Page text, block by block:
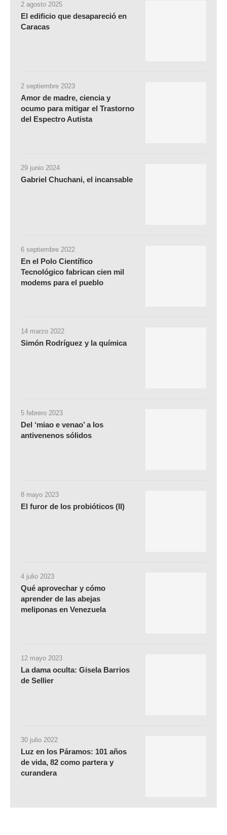
2 agosto 2025
El edificio que desapareció en
Caracas
2 septiembre 2023
Amor de madre, ciencia y
ocumo para mitigar el Trastorno
del Espectro Autista
29 junio 2024
Gabriel Chuchani, el incansable
6 septiembre 2022
En el Polo Científico
Tecnológico fabrican cien mil
modems para el pueblo
14 marzo 2022
Simón Rodríguez y la química
5 febrero 2023
Del ‘miao e venao’ a los
antivenenos sólidos
8 mayo 2023
El furor de los probióticos (II)
4 julio 2023
Qué aprovechar y cómo
aprender de las abejas
meliponas en Venezuela
12 mayo 2023
La dama oculta: Gisela Barrios
de Sellier
30 julio 2022
Luz en los Páramos: 101 años
de vida, 82 como partera y
curandera